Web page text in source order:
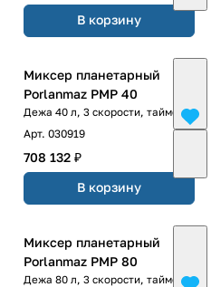
В корзину
Миксер планетарный
Porlanmaz PMP 40
Дежа 40 л, 3 скорости, таймер
Арт. 030919
708 132 ₽
В корзину
Миксер планетарный
Porlanmaz PMP 80
Дежа 80 л, 3 скорости, таймер